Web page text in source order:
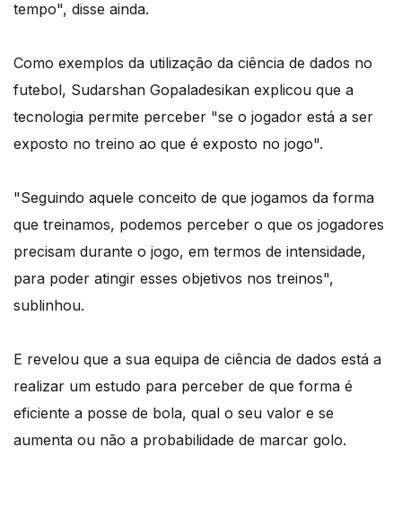
tempo", disse ainda.
Como exemplos da utilização da ciência de dados no
futebol, Sudarshan Gopaladesikan explicou que a
tecnologia permite perceber "se o jogador está a ser
exposto no treino ao que é exposto no jogo".
"Seguindo aquele conceito de que jogamos da forma
que treinamos, podemos perceber o que os jogadores
precisam durante o jogo, em termos de intensidade,
para poder atingir esses objetivos nos treinos",
sublinhou.
E revelou que a sua equipa de ciência de dados está a
realizar um estudo para perceber de que forma é
eficiente a posse de bola, qual o seu valor e se
aumenta ou não a probabilidade de marcar golo.